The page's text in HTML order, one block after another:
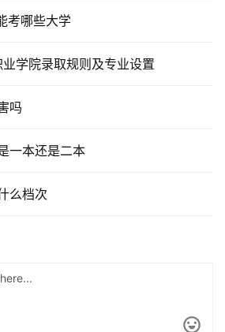
考哪些大学
学院录取规则及专业设置
吗
一本还是二本
么档次